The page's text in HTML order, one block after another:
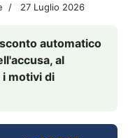
27 Luglio 2026
automatico
al
motivi di